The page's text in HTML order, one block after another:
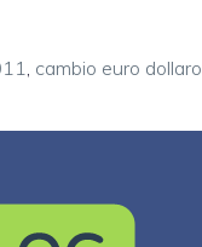
cambio euro dollaro